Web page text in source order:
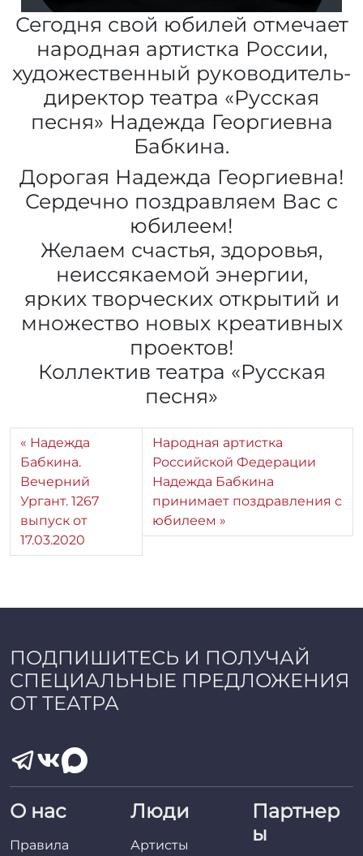
Сегодня свой юбилей отмечает
народная артистка России,
художественный руководитель-
директор театра «Русская
песня» Надежда Георгиевна
Бабкина.
Дорогая Надежда Георгиевна!
Сердечно поздравляем Вас с
юбилеем!
Желаем счастья, здоровья,
неиссякаемой энергии,
ярких творческих открытий и
множество новых креативных
проектов!
Коллектив театра «Русская
песня»
Надежда
Бабкина.
Вечерний
Ургант. 1267
выпуск от
17.03.2020
Народная артистка
Российской Федерации
Надежда Бабкина
принимает поздравления с
юбилеем
ПОДПИШИТЕСЬ И ПОЛУЧАЙ
СПЕЦИАЛЬНЫЕ ПРЕДЛОЖЕНИЯ
ОТ ТЕАТРА
О нас
Правила
Люди
Артисты
Партнер
ы